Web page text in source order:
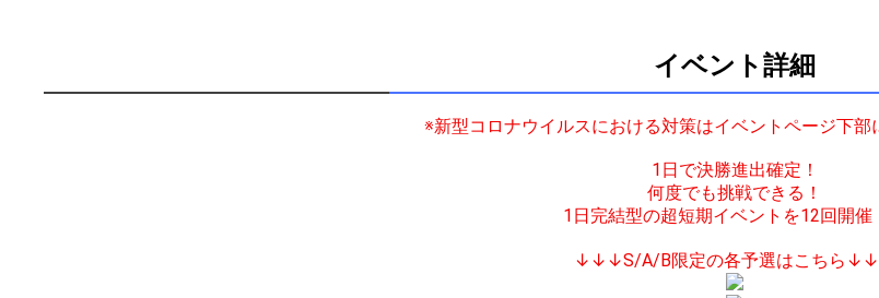
着物を着てランウェイを歩いてみたい？
ここからはランキング特典の獲得を目指そう！
オリジナルアバター制作権獲得！
どこまでポイントを伸ばせるかチャレンジ！
イベント詳細
※新型コロナウイルスにおける対策はイベントページ下部
1日で決勝進出確定！
何度でも挑戦できる！
1日完結型の超短期イベントを12回開催
↓↓↓S/A/B限定の各予選はこちら